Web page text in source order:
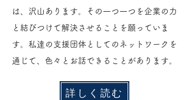
は、沢山あります。その一つ一つを企業の力
と結びつけて解決させることを願っていま
す。私達の支援団体としてのネットワークを
通じて、色々とお話できることがあります。
詳しく読む